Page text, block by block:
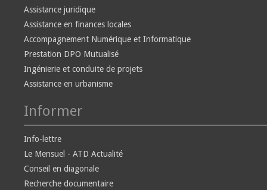
Assistance juridique
Assistance en finances locales
Accompagnement Numérique et Informatique
Prestation DPO Mutualisé
Ingénierie et conduite de projets
Assistance en urbanisme
Informer
Info-lettre
Le Mensuel - ATD Actualité
Conseil en diagonale
Recherche documentaire